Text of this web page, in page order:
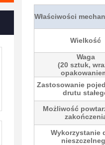
Właściwości
Wielkość
Waga
(20 sztuk,
Zastosowanie
drutu
Możliwość
Wykorzystanie